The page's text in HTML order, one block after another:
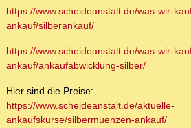
https://www.scheideanstalt.de/was-wir-
ankauf/silberankauf/
https://www.scheideanstalt.de/was-wir-
ankauf/ankaufabwicklung-silber/
Hier sind die Preise:
https://www.scheideanstalt.de/aktuelle-
ankaufskurse/silbermuenzen-ankauf/